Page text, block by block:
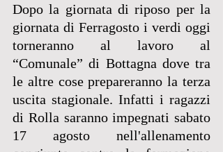
Dopo la giornata di riposo per la
giornata di Ferragosto i verdi oggi
torneranno al lavoro al
“Comunale” di Bottagna dove tra
le altre cose prepareranno la terza
uscita stagionale. Infatti i ragazzi
di Rolla saranno impegnati sabato
17 agosto nell'allenamento